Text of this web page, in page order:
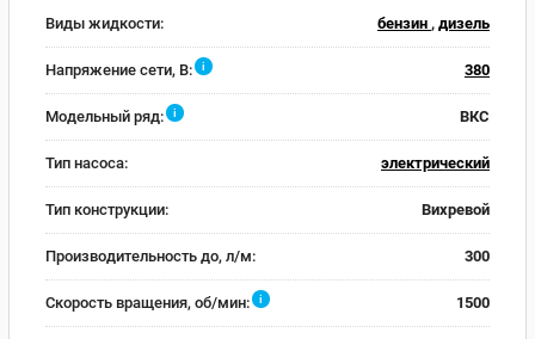
Виды жидкости:
бензин , дизель
Напряжение сети, В: i 380
Модельный ряд: i ВКС
Тип насоса: электрический
Тип конструкции: Вихревой
Производительность до, л/м: 300
Скорость вращения, об/мин: i 1500